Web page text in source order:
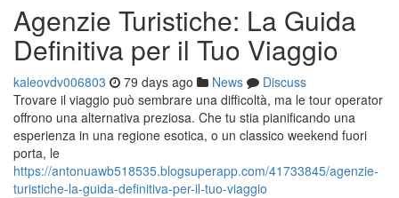
Agenzie Turistiche: La Guida
Definitiva per il Tuo Viaggio
kaleovdv006803 79 days ago News
Discuss
Trovare il viaggio può sembrare una difficoltà, ma le tour operator
offrono una alternativa preziosa. Che tu stia pianificando una
esperienza in una regione esotica, o un classico weekend fuori
porta, le
https://antonuawb518535.blogsuperapp.com/41733845/agenzie-
turistiche-la-guida-definitiva-per-il-tuo-viaggio